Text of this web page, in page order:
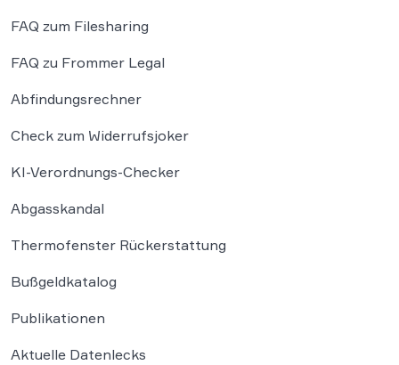
FAQ zum Filesharing
FAQ zu Frommer Legal
Abfindungsrechner
Check zum Widerrufsjoker
KI-Verordnungs-Checker
Abgasskandal
Thermofenster Rückerstattung
Bußgeldkatalog
Publikationen
Aktuelle Datenlecks